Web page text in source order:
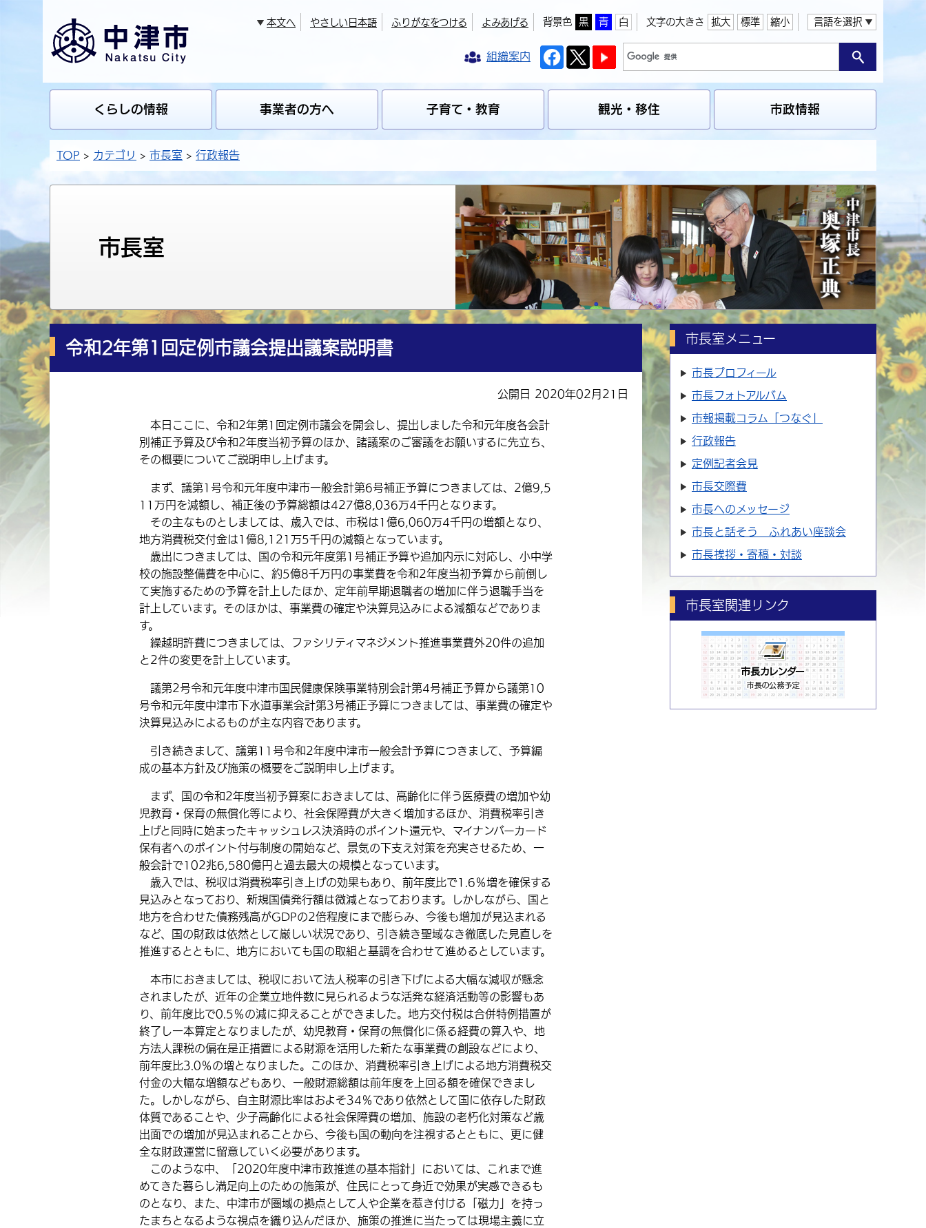
本文へ やさしい日本語 ふりがなをつける よみあげる 背景色 黒 青 白 文字の大きさ 拡大 標準 縮小 言語を選択
組織案内
くらしの情報 事業者の方へ 子育て・教育 観光・移住 市政情報
TOP カテゴリ 市長室 行政報告
市長室
令和2年第1回定例市議会提出議案説明書
公開日 2020年02月21日
本日ここに、令和2年第1回定例市議会を開会し、提出しました令和元年度各会計
別補正予算及び令和2年度当初予算のほか、諸議案のご審議をお願いするに先立ち、
その概要についてご説明申し上げます。
まず、議第1号令和元年度中津市一般会計第6号補正予算につきましては、2億9,5
11万円を減額し、補正後の予算総額は427億8,036万4千円となります。
その主なものとしましては、歳入では、市税は1億6,060万4千円の増額となり、
地方消費税交付金は1億8,121万5千円の減額となっています。
歳出につきましては、国の令和元年度第1号補正予算や追加内示に対応し、小中学
校の施設整備費を中心に、約5億8千万円の事業費を令和2年度当初予算から前倒し
て実施するための予算を計上したほか、定年前早期退職者の増加に伴う退職手当を
計上しています。そのほかは、事業費の確定や決算見込みによる減額などでありま
す。
繰越明許費につきましては、ファシリティマネジメント推進事業費外20件の追加
と2件の変更を計上しています。
議第2号令和元年度中津市国民健康保険事業特別会計第4号補正予算から議第10
号令和元年度中津市下水道事業会計第3号補正予算につきましては、事業費の確定や
決算見込みによるものが主な内容であります。
引き続きまして、議第11号令和2年度中津市一般会計予算につきまして、予算編
成の基本方針及び施策の概要をご説明申し上げます。
まず、国の令和2年度当初予算案におきましては、高齢化に伴う医療費の増加や幼
児教育・保育の無償化等により、社会保障費が大きく増加するほか、消費税率引き
上げと同時に始まったキャッシュレス決済時のポイント還元や、マイナンバーカード
保有者へのポイント付与制度の開始など、景気の下支え対策を充実させるため、一
般会計で102兆6,580億円と過去最大の規模となっています。
歳入では、税収は消費税率引き上げの効果もあり、前年度比で1.6％増を確保する
見込みとなっており、新規国債発行額は微減となっております。しかしながら、国と
地方を合わせた債務残高がGDPの2倍程度にまで膨らみ、今後も増加が見込まれる
など、国の財政は依然として厳しい状況であり、引き続き聖域なき徹底した見直しを
推進するとともに、地方においても国の取組と基調を合わせて進めるとしています。
本市におきましては、税収において法人税率の引き下げによる大幅な減収が懸念
されましたが、近年の企業立地件数に見られるような活発な経済活動等の影響もあ
り、前年度比で0.5％の減に抑えることができました。地方交付税は合併特例措置が
終了し一本算定となりましたが、幼児教育・保育の無償化に係る経費の算入や、地
方法人課税の偏在是正措置による財源を活用した新たな事業費の創設などにより、
前年度比3.0％の増となりました。このほか、消費税率引き上げによる地方消費税交
付金の大幅な増額などもあり、一般財源総額は前年度を上回る額を確保できまし
た。しかしながら、自主財源比率はおよそ34％であり依然として国に依存した財政
体質であることや、少子高齢化による社会保障費の増加、施設の老朽化対策など歳
出面での増加が見込まれることから、今後も国の動向を注視するとともに、更に健
全な財政運営に留意していく必要があります。
このような中、「2020年度中津市政推進の基本指針」においては、これまで進
めてきた暮らし満足向上のための施策が、住民にとって身近で効果が実感できるも
のとなり、また、中津市が圏域の拠点として人や企業を惹き付ける「磁力」を持っ
たまちとなるような視点を織り込んだほか、施策の推進に当たっては現場主義に立
市長室メニュー
市長プロフィール
市長フォトアルバム
市報掲載コラム「つなぐ」
行政報告
定例記者会見
市長交際費
市長へのメッセージ
市長と話そう ふれあい座談会
市長挨拶・寄稿・対談
市長室関連リンク